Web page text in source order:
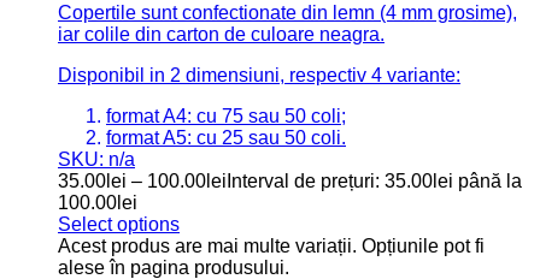
Copertile sunt confectionate din lemn (4 mm grosime),
iar colile din carton de culoare neagra.
Disponibil in 2 dimensiuni, respectiv 4 variante:
format A4: cu 75 sau 50 coli;
format A5: cu 25 sau 50 coli.
SKU: n/a
35.00 lei – 100.00 lei Interval de prețuri: 35.00lei până la
100.00lei
Select options
Acest produs are mai multe variații. Opțiunile pot fi
alese în pagina produsului.